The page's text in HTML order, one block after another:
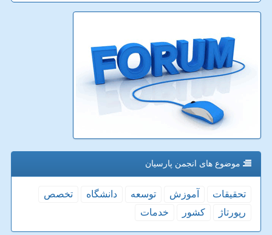
موضوع های انجمن پارسیان
تحقیقات آموزش توسعه دانشگاه
تخصص
رپورتاژ
كشور خدمات